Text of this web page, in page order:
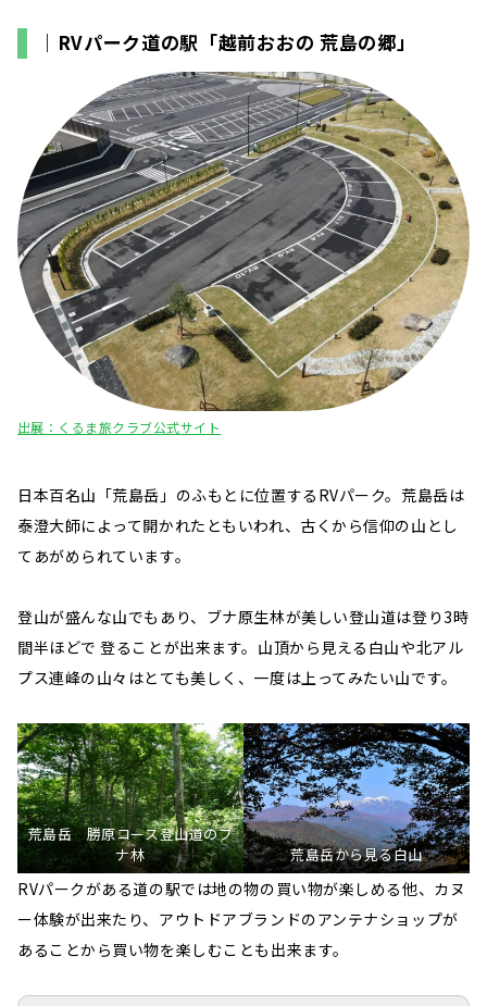
｜RVパーク道の駅「越前おおの 荒島の郷」
出展：くるま旅クラブ公式サイト
日本百名山「荒島岳」のふもとに位置するRVパーク。荒島岳は
泰澄大師によって開かれたともいわれ、古くから信仰の山とし
てあがめられています。
登山が盛んな山でもあり、ブナ原生林が美しい登山道は登り3時
間半ほどで 登ることが出来ます。山頂から見える白山や北アル
プス連峰の山々はとても美しく、一度は上ってみたい山です。
荒島岳 勝原コース登山道のブ
ナ林
荒島岳から見る白山
RVパークがある道の駅では地の物の買い物が楽しめる他、カヌ
ー体験が出来たり、アウトドアブランドのアンテナショップが
あることから買い物を楽しむことも出来ます。